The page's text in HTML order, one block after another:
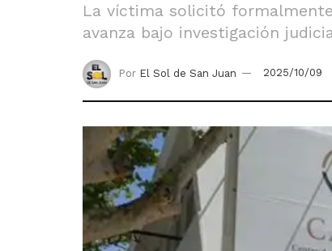
La víctima solicitó
avanza bajo investigación
Por El Sol de San Juan 2025/10/09